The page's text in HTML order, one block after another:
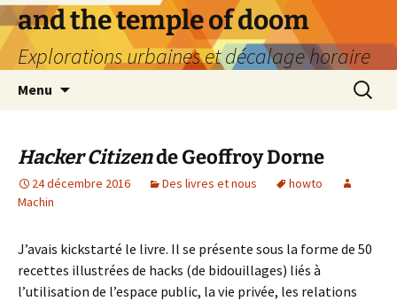
Aller
au
contenu
and the temple of doom
Explorations urbaines et décalage horaire
Menu
Hacker Citizende Geoffroy Dorne
24 décembre 2016 Des livres et nous
howto
Machin
J’avais kickstarté le livre. Il se présente sous la forme de 50
recettes illustrées de hacks (de bidouillages) liés à
l’utilisation de l’espace public, la vie privée, les relations